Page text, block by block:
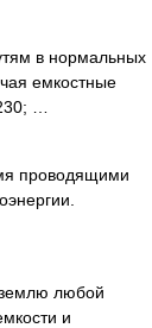
в нормальных
емкостные
…
проводящими
любой
и